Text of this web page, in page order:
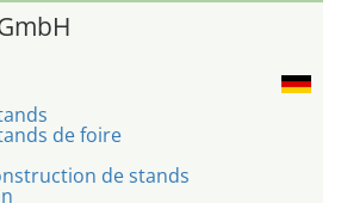
de foire
de stands